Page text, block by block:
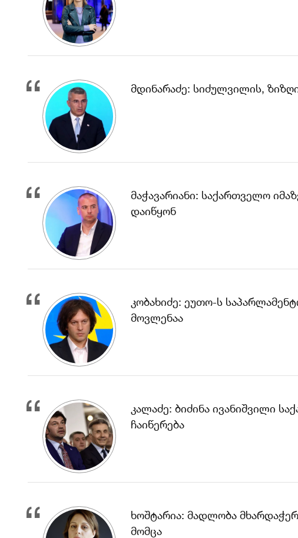
მდინარაძე: სიძულვილის,
მაჭავარიანი: საქართველო
დაიწყონ
კობახიძე: ეუთო-ს
მოვლენაა
კალაძე: ბიძინა ივანიშვილი
ჩაიწერება
ხოშტარია: მადლობა
მომცა